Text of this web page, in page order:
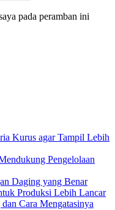
pada peramban ini
Kurus agar Tampil Lebih
Pengelolaan
Daging yang Benar
Produksi Lebih Lancar
Cara Mengatasinya